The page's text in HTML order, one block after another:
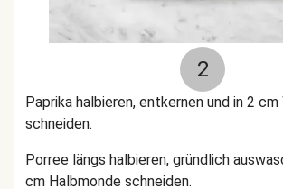
2
Paprika halbieren, entkernen und in 2
schneiden.
Porree längs halbieren, gründlich
cm Halbmonde schneiden.